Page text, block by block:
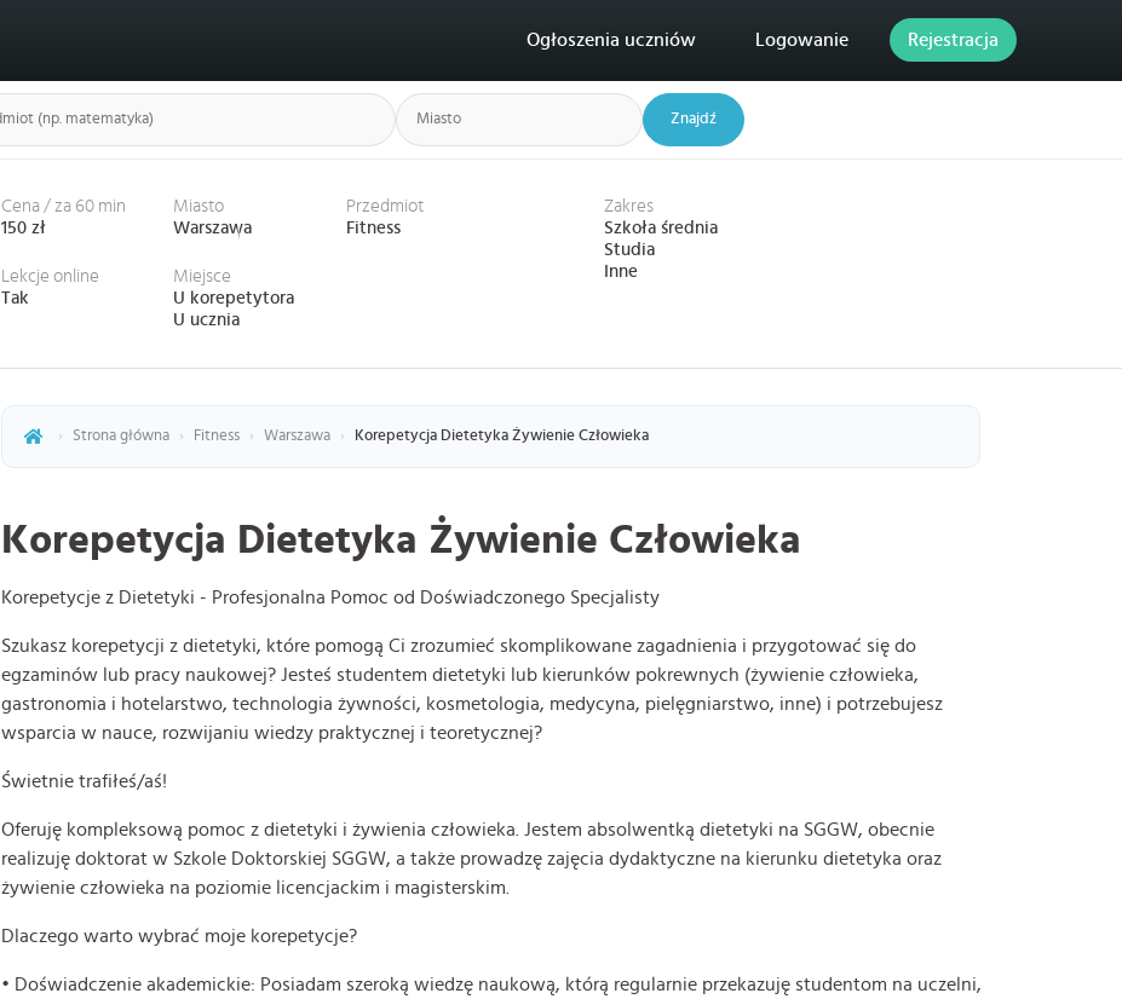
Ogłoszenia uczniów Logowanie Rejestracja
Znajdź
Cena / za 60 min
150 zł
Lekcje online
Tak
Miasto
Warszawa
Miejsce
U korepetytora
U ucznia
Przedmiot
Fitness
Zakres
Szkoła średnia
Studia
Inne
› Strona główna › Fitness › Warszawa › Korepetycja Dietetyka Żywienie Człowieka
Korepetycja Dietetyka Żywienie Człowieka
Korepetycje z Dietetyki - Profesjonalna Pomoc od Doświadczonego Specjalisty
Szukasz korepetycji z dietetyki, które pomogą Ci zrozumieć skomplikowane zagadnienia i przygotować się do
egzaminów lub pracy naukowej? Jesteś studentem dietetyki lub kierunków pokrewnych (żywienie człowieka,
gastronomia i hotelarstwo, technologia żywności, kosmetologia, medycyna, pielęgniarstwo, inne) i potrzebujesz
wsparcia w nauce, rozwijaniu wiedzy praktycznej i teoretycznej?
Świetnie trafiłeś/aś!
Oferuję kompleksową pomoc z dietetyki i żywienia człowieka. Jestem absolwentką dietetyki na SGGW, obecnie
realizuję doktorat w Szkole Doktorskiej SGGW, a także prowadzę zajęcia dydaktyczne na kierunku dietetyka oraz
żywienie człowieka na poziomie licencjackim i magisterskim.
Dlaczego warto wybrać moje korepetycje?
• Doświadczenie akademickie: Posiadam szeroką wiedzę naukową, którą regularnie przekazuję studentom na uczelni,